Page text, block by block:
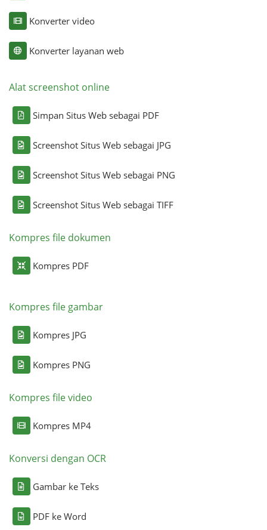
Konverter video
Konverter layanan web
Alat screenshot online
Simpan Situs Web sebagai PDF
Screenshot Situs Web sebagai JPG
Screenshot Situs Web sebagai PNG
Screenshot Situs Web sebagai TIFF
Kompres file dokumen
Kompres PDF
Kompres file gambar
Kompres JPG
Kompres PNG
Kompres file video
Kompres MP4
Konversi dengan OCR
Gambar ke Teks
PDF ke Word